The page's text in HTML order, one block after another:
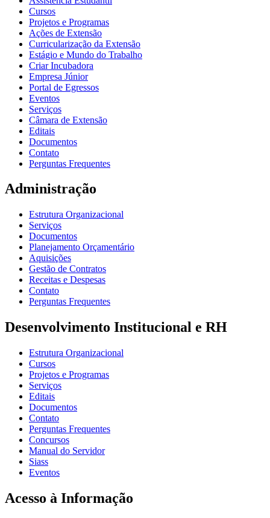
Cursos
Projetos e Programas
Ações de Extensão
Curricularização da Extensão
Estágio e Mundo do Trabalho
Criar Incubadora
Empresa Júnior
Portal de Egressos
Eventos
Serviços
Câmara de Extensão
Editais
Documentos
Contato
Perguntas Frequentes
Administração
Estrutura Organizacional
Serviços
Documentos
Planejamento Orçamentário
Aquisições
Gestão de Contratos
Receitas e Despesas
Contato
Perguntas Frequentes
Desenvolvimento Institucional e RH
Estrutura Organizacional
Cursos
Projetos e Programas
Serviços
Editais
Documentos
Contato
Perguntas Frequentes
Concursos
Manual do Servidor
Siass
Eventos
Acesso à Informação